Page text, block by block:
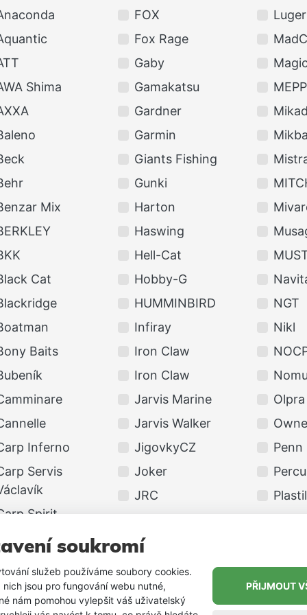
soukromí
služeb používáme soubory cookies.
jsou pro fungování webu nutné,
nám pomohou vylepšit váš uživatelský
PŘIJMOUT
Shima
Mix
Cat
Baits
Inferno
Servis
Spirit
Zoom
FOX
Fox Rage
Gaby
Gamakatsu
Gardner
Garmin
Giants Fishing
Gunki
Harton
Haswing
Hell-Cat
Hobby-G
HUMMINBIRD
Infiray
Iron Claw
Iron Claw
Jarvis Marine
Jarvis Walker
JigovkyCZ
Joker
JRC
JUMMY
Kaptura
Karel Nikl
Luger
NGT
Nikl
Olpra
Penn
PROS